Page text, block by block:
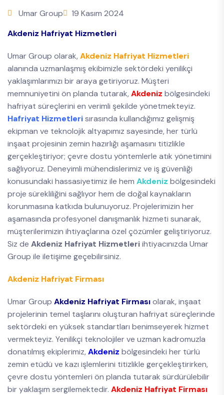
Umar Group
19 Kasım 2024
Akdeniz Hafriyat Hizmetleri
Umar Group olarak, Akdeniz Hafriyat Hizmetleri
alanında uzmanlaşmış ekibimizle sektördeki yenilikçi
yaklaşımlarımızı bir araya getiriyoruz. Müşteri
memnuniyetini ön planda tutarak, Akdeniz bölgesindeki
hafriyat süreçlerini en verimli şekilde yönetmekteyiz.
Hafriyat Hizmetlerisırasında kullandığımız gelişmiş
ekipman ve teknolojik altyapımız sayesinde, her türlü
inşaat projesinin zemin hazırlığı aşamasını titizlikle
gerçekleştiriyor; çevre dostu yöntemlerle atık yönetimini
sağlıyoruz. Deneyimli mühendislerimiz ve iş güvenliği
konusundaki hassasiyetimiz ile hem Akdeniz bölgesindeki
proje sürekliliğini sağlıyor hem de doğal kaynakların
korunmasına katkıda bulunuyoruz. Projelerimizin her
aşamasında profesyonel danışmanlık hizmeti sunarak,
müşterilerimizin ihtiyaçlarına özel çözümler geliştiriyoruz.
Siz de Akdeniz Hafriyat Hizmetleriihtiyacınızda Umar
Group ile iletişime geçebilirsiniz.
Akdeniz Hafriyat Firması
Umar Group Akdeniz Hafriyat Firmasıolarak, inşaat
projelerinin temel taşlarını oluşturan hafriyat süreçlerinde
sektördeki en yüksek standartları benimseyerek hizmet
vermekteyiz. Yenilikçi teknolojiler ve uzman kadromuzla
donatılmış ekiplerimiz, Akdeniz bölgesindeki her türlü
zemin etüdü ve kazı işlemlerini titizlikle gerçekleştirirken,
çevre dostu yöntemleri ön planda tutarak sürdürülebilir
bir yaklaşım sergilemektedir. Akdeniz Hafriyat Firması